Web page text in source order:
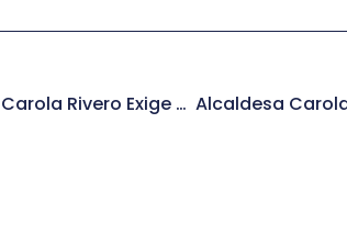
Alcaldesa De Independencia Carola Rivero Exige A ENEL Adelantar Compensaciones Y Propone Condonación De Gasto Por Retrasos En Reparaci�...